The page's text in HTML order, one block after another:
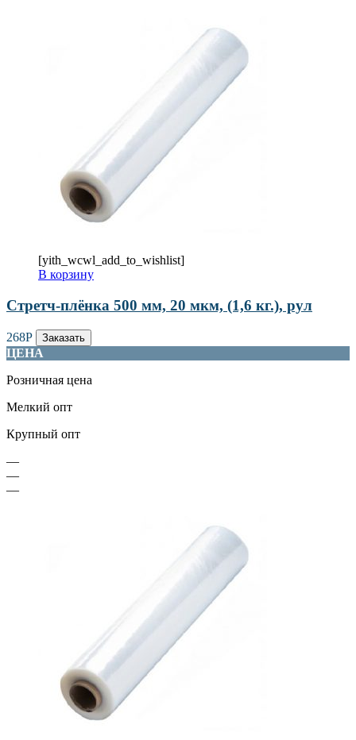
[yith_wcwl_add_to_wishlist]
В корзину
Стретч-плёнка 500 мм, 20 мкм, (1,6 кг.), рул
268Р Заказать
ЦЕНА
Розничная цена
Мелкий опт
Крупный опт
—
—
—